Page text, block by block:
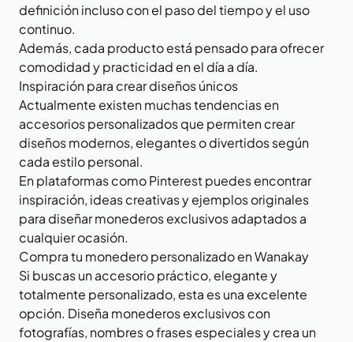
definición incluso con el paso del tiempo y el uso
continuo.
Además, cada producto está pensado para ofrecer
comodidad y practicidad en el día a día.
Inspiración para crear diseños únicos
Actualmente existen muchas tendencias en
accesorios personalizados que permiten crear
diseños modernos, elegantes o divertidos según
cada estilo personal.
En plataformas comoPinterestpuedes encontrar
inspiración, ideas creativas y ejemplos originales
para diseñar monederos exclusivos adaptados a
cualquier ocasión.
Compra tu monedero personalizado en Wanakay
Si buscas un accesorio práctico, elegante y
totalmente personalizado, esta es una excelente
opción. Diseña monederos exclusivos con
fotografías, nombres o frases especiales y crea un